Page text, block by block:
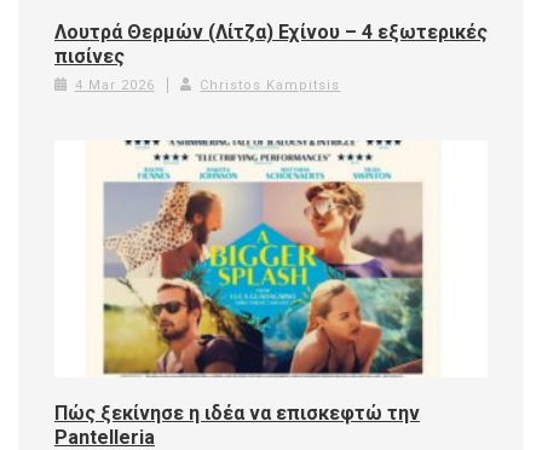
Λουτρά Θερμών (Λίτζα) Εχίνου – 4 εξωτερικές
πισίνες
4 Mar 2026 Christos Kampitsis
Πώς ξεκίνησε η ιδέα να επισκεφτώ την
Pantelleria